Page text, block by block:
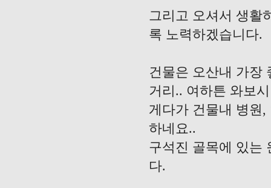
그리고 오셔서 생활
록 노력하겠습니다.
건물은 오산내 가장
거리.. 여하튼 와보
게다가 건물내 병원
하네요..
구석진 골목에 있는
다.